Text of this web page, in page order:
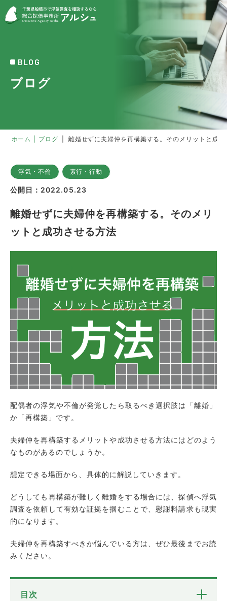
BLOG
ブログ
ホーム ブログ 離婚せずに夫婦仲を再構築する。そのメリットと成功
浮気・不倫 素行・行動
公開日：2022.05.23
離婚せずに夫婦仲を再構築する。そのメリ
ットと成功させる方法
配偶者の浮気や不倫が発覚したら取るべき選択肢は「離婚」
か「再構築」です。
夫婦仲を再構築するメリットや成功させる方法にはどのよう
なものがあるのでしょうか。
想定できる場面から、具体的に解説していきます。
どうしても再構築が難しく離婚をする場合には、探偵へ浮気
調査を依頼して有効な証拠を掴むことで、慰謝料請求も現実
的になります。
夫婦仲を再構築すべきか悩んでいる方は、ぜひ最後までお読
みください。
目次